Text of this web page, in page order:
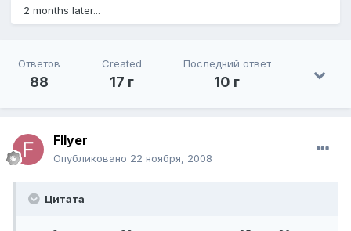
2 months later...
Ответов
88
Created
17 г
Последний ответ
10 г
Fllyer
Опубликовано 22 ноября, 2008
Цитата